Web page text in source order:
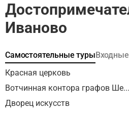
Иваново
Самостоятельные туры
Красная церковь
Вотчинная контора графов Ше...
Дворец искусств